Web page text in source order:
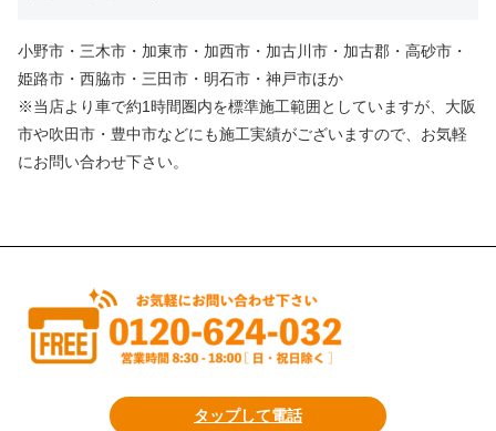
小野市・三木市・加東市・加西市・加古川市・加古郡・高砂市・
姫路市・西脇市・三田市・明石市・神戸市ほか
※当店より車で約1時間圏内を標準施工範囲としていますが、大阪
市や吹田市・豊中市などにも施工実績がございますので、お気軽
にお問い合わせ下さい。
タップして電話